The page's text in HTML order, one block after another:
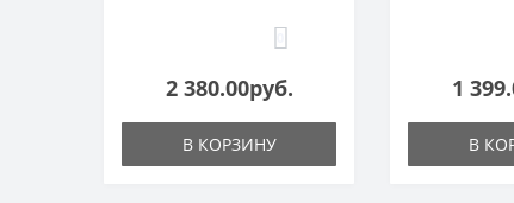
2 380.00руб.
В КОРЗИНУ
1
В